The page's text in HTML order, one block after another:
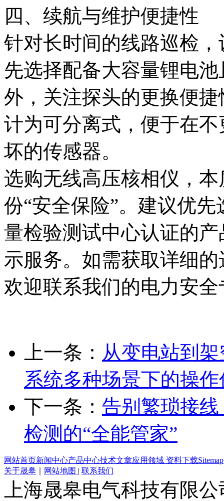
四、续航与维护便捷性
针对长时间的线路巡检
先选择配备大容量锂电
外，关注探头的更换便
计为可分离式，便于在
坏的传感器。
选购无线高压核相仪，
份“安全保险”。建议优
量检验测试中心认证的
示服务。如需获取详细
欢迎联系我们的电力安
上一条： 从变电站到
系统多种场景下的操
下一条： 告别繁琐接
检测的“全能管家”
网站首页新闻中心产品中心技术文章应用领域 资料下载Sitemap
关于晟皋
网站地图 | 联系我们
上海晟皋电气科技有限